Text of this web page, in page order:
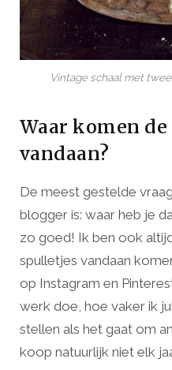
Vintage schaal met
Waar komen
vandaan?
De meest gestelde
blogger is: waar heb je
zo goed! Ik ben ook
spulletjes vandaan
op Instagram en
werk doe, hoe vaker ik
stellen als het gaat om
koop natuurlijk niet elk